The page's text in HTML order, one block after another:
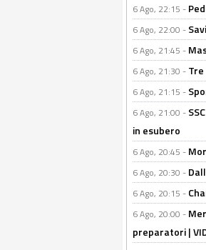
6 Ago, 22:15 -
6 Ago, 22:00 -
6 Ago, 21:45 -
6 Ago, 21:30 -
6 Ago, 21:15 -
6 Ago, 21:00 -
in esubero
6 Ago, 20:45 -
6 Ago, 20:30 -
6 Ago, 20:15 -
6 Ago, 20:00 -
preparatori |